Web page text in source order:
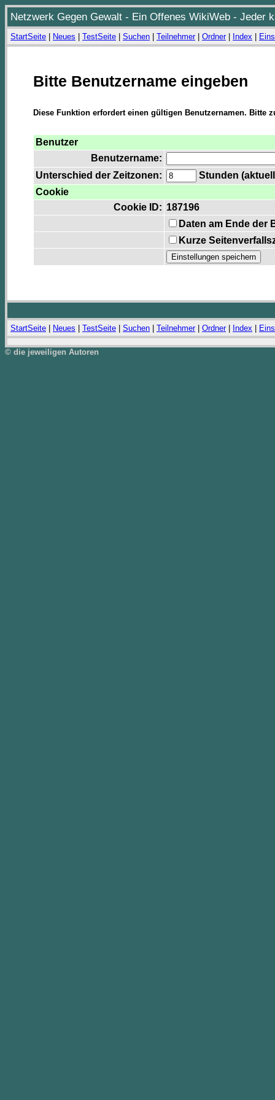
Netzwerk Gegen Gewalt - Ein Offenes WikiWeb - Jeder
StartSeite Neues TestSeite Suchen Teilnehmer| Ordner| Index
Bitte Benutzername eingeben
Diese Funktion erfordert einen gültigen Benutzernamen. Bitte
Benutzer
Benutzername:
Unterschied der Zeitzonen:
Stunden
Cookie
Cookie ID: 187196
Daten am Ende der
Kurze
StartSeite Neues TestSeite Suchen Teilnehmer| Ordner| Index
© die jeweiligen Autoren